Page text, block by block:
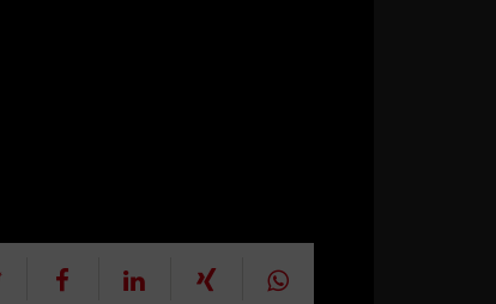
tweet mitteilen